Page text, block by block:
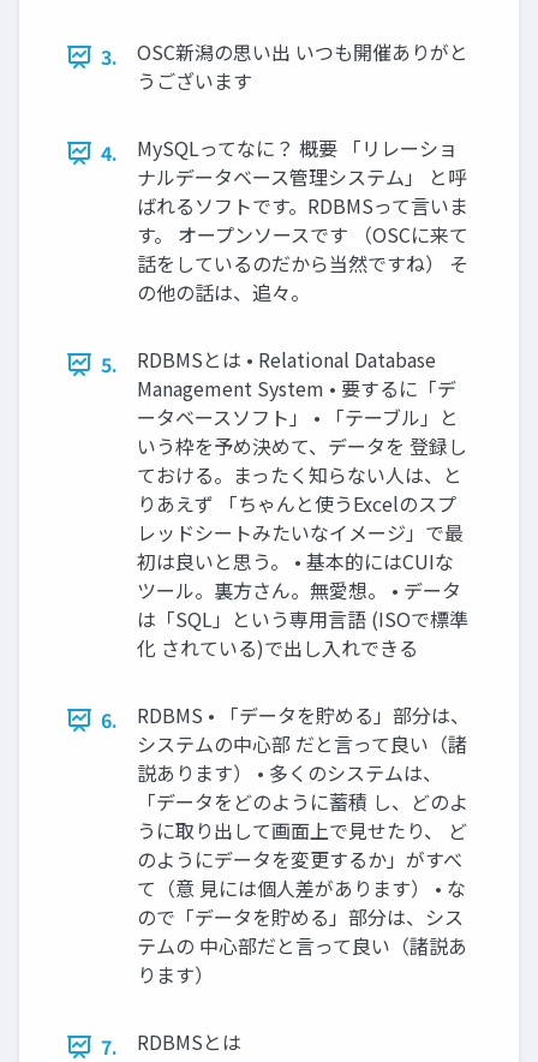
3.
OSC新潟の思い出 いつも開催ありがと
うございます
4.
MySQLってなに？ 概要 「リレーショ
ナルデータベース管理システム」 と呼
ばれるソフトです。RDBMSって言いま
す。 オープンソースです （OSCに来て
話をしているのだから当然ですね） そ
の他の話は、追々。
5.
RDBMSとは • Relational Database
Management System • 要するに「デ
ータベースソフト」 • 「テーブル」と
いう枠を予め決めて、データを 登録し
ておける。まったく知らない人は、と
りあえず 「ちゃんと使うExcelのスプ
レッドシートみたいなイメージ」で最
初は良いと思う。 • 基本的にはCUIな
ツール。裏方さん。無愛想。 • データ
は「SQL」という専用言語 (ISOで標準
化 されている)で出し入れできる
6.
RDBMS • 「データを貯める」部分は、
システムの中心部 だと言って良い（諸
説あります） • 多くのシステムは、
「データをどのように蓄積 し、どのよ
うに取り出して画面上で見せたり、 ど
のようにデータを変更するか」がすべ
て（意 見には個人差があります） • な
ので「データを貯める」部分は、シス
テムの 中心部だと言って良い（諸説あ
ります）
7. RDBMSとは